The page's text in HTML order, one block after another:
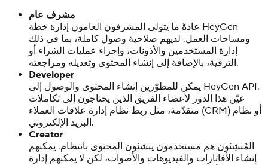
مشرف عام
عادةً ما يتولى المشرفون العامون إدارة خطة HeyGen
ومساحات العمل. لديهم صلاحية وصول كاملة، بما في ذلك
إدارة المستخدمين والأذونات، وإجراء عمليات الشراء أو
الترقية، بالإضافة إلى إنشاء المحتوى وتعديله ومراجعته.
Developer
يمكن للمطوّرين إنشاء المحتوى والوصول إلى HeyGen API.
عيّن هذا الدور لأعضاء الفريق الذين يحتاجون إلى تكاملات
متقدّمة، مثل ربط نظام إدارة علاقات العملاء (CRM) أو نظام
البريد الإلكتروني.
Creator
المُنشِئون هم مستخدمون ينشئون المحتوى بانتظام. يمكنهم
إنشاء الأفاتارات والفيديوهات والأصوات، لكن لا يمكنهم إدارة